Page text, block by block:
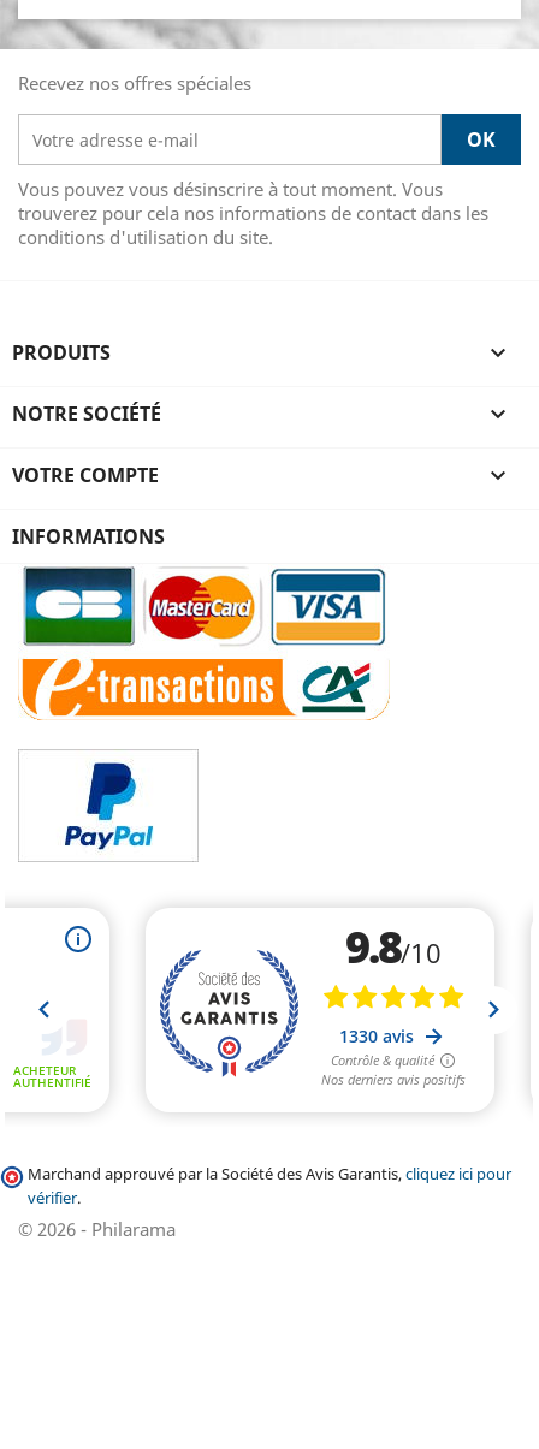
Recevez nos offres spéciales
Vous pouvez vous désinscrire à tout moment. Vous
trouverez pour cela nos informations de contact dans les
conditions d'utilisation du site.
PRODUITS 
NOTRE SOCIÉTÉ 
VOTRE COMPTE 
INFORMATIONS
Marchand approuvé par la Société des Avis Garantis,cliquez ici pour
vérifier.
© 2026 - Philarama